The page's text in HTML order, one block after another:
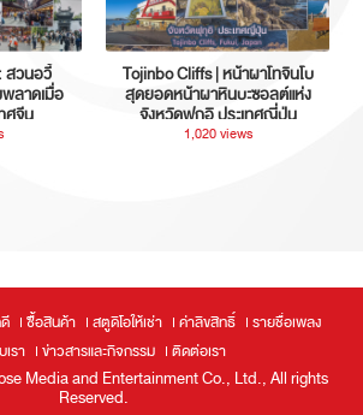
สวนอวี้
ลาดเมื่อ
ศจีน
Tojinbo Cliffs | หน้าผาโทจินโบ
สุดยอดหน้าผาหินบะซอลต์แห่ง
จังหวัดฟุกุอิ ประเทศญี่ปุ่น
1,020 views
ซื้อสินค้า สตูดิโอให้เช่า ค่าลิขสิทธิ์
รายชื่อเพลง
รา
ข่าวสารและกิจกรรม ติดต่อเรา
Media and Entertainment Co., Ltd., All rights
Reserved.